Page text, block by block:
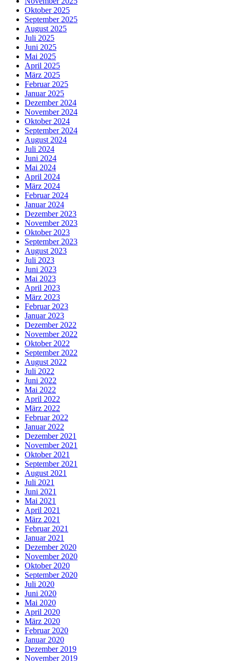
Oktober 2025
September 2025
August 2025
Juli 2025
Juni 2025
Mai 2025
April 2025
März 2025
Februar 2025
Januar 2025
Dezember 2024
November 2024
Oktober 2024
September 2024
August 2024
Juli 2024
Juni 2024
Mai 2024
April 2024
März 2024
Februar 2024
Januar 2024
Dezember 2023
November 2023
Oktober 2023
September 2023
August 2023
Juli 2023
Juni 2023
Mai 2023
April 2023
März 2023
Februar 2023
Januar 2023
Dezember 2022
November 2022
Oktober 2022
September 2022
August 2022
Juli 2022
Juni 2022
Mai 2022
April 2022
März 2022
Februar 2022
Januar 2022
Dezember 2021
November 2021
Oktober 2021
September 2021
August 2021
Juli 2021
Juni 2021
Mai 2021
April 2021
März 2021
Februar 2021
Januar 2021
Dezember 2020
November 2020
Oktober 2020
September 2020
Juli 2020
Juni 2020
Mai 2020
April 2020
März 2020
Februar 2020
Januar 2020
Dezember 2019
November 2019